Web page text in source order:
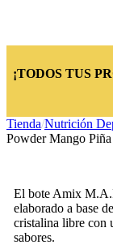
¡TODOS TUS
Tienda/Nutrición
Powder Mango
El bote Amix
elaborado a base
cristalina libre con
sabores.